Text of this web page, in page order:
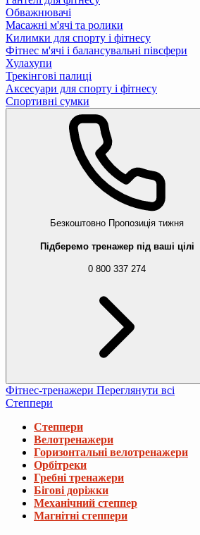
Обважнювачі
Масажні м'ячі та ролики
Килимки для спорту і фітнесу
Фітнес м'ячі і балансувальні півсфери
Хулахупи
Трекінгові палиці
Аксесуари для спорту і фітнесу
Спортивні сумки
Безкоштовно Пропозиція тижня
Підберемо тренажер під ваші цілі
0 800 337 274
Фітнес-тренажери Переглянути всі
Степпери
Степпери
Велотренажери
Горизонтальні велотренажери
Орбітреки
Гребні тренажери
Бігові доріжки
Механічний степпер
Магнітні степпери